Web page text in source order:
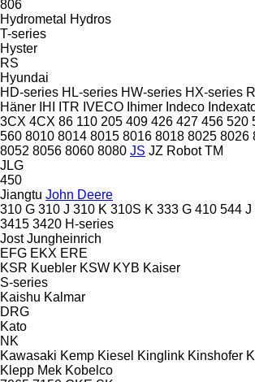
806
Hydrometal
Hydros
T-series
Hyster
RS
Hyundai
HD-series HL-series HW-series HX-series
Häner IHI ITR IVECO Ihimer Indeco
3CX 4CX 86 110 205 409 426 427 456 520
560 8010 8014 8015 8016 8018 8025 8026
8052 8056 8060 8080 JS JZ Robot TM
JLG
450
Jiangtu John Deere
310 G 310 J 310 K 310S K 333 G 410 544 J
3415 3420 H-series
Jost Jungheinrich
EFG EKX ERE
KSR Kuebler KSW KYB Kaiser
S-series
Kaishu Kalmar
DRG
Kato
NK
Kawasaki Kemp Kiesel Kinglink Kinshofer
Klepp Mek Kobelco